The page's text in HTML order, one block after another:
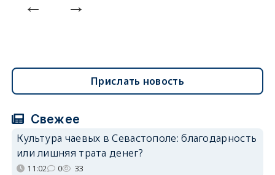
Прислать новость
Свежее
Культура чаевых в Севастополе: благодарность
или лишняя трата денег?
11:02 0 33